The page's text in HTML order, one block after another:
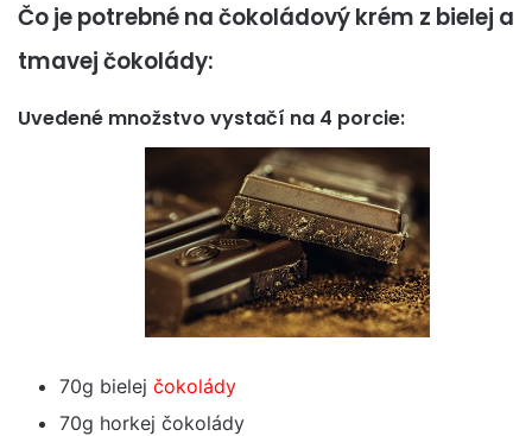
Čo je potrebné na čokoládový krém z bielej a
tmavej čokolády:
Uvedené množstvo vystačí na 4 porcie:
70g bielej čokolády
70g horkej čokolády